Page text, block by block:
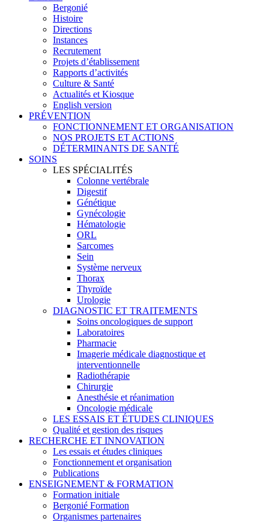
Bergonié
Histoire
Directions
Instances
Recrutement
Projets d’établissement
Rapports d’activités
Culture & Santé
Actualités et Kiosque
English version
PRÉVENTION
FONCTIONNEMENT ET ORGANISATION
NOS PROJETS ET ACTIONS
DÉTERMINANTS DE SANTÉ
SOINS
LES SPÉCIALITÉS
Colonne vertébrale
Digestif
Génétique
Gynécologie
Hématologie
ORL
Sarcomes
Sein
Système nerveux
Thorax
Thyroïde
Urologie
DIAGNOSTIC ET TRAITEMENTS
Soins oncologiques de support
Laboratoires
Pharmacie
Imagerie médicale diagnostique et
interventionnelle
Radiothérapie
Chirurgie
Anesthésie et réanimation
Oncologie médicale
LES ESSAIS ET ÉTUDES CLINIQUES
Qualité et gestion des risques
RECHERCHE ET INNOVATION
Les essais et études cliniques
Fonctionnement et organisation
Publications
ENSEIGNEMENT & FORMATION
Formation initiale
Bergonié Formation
Organismes partenaires